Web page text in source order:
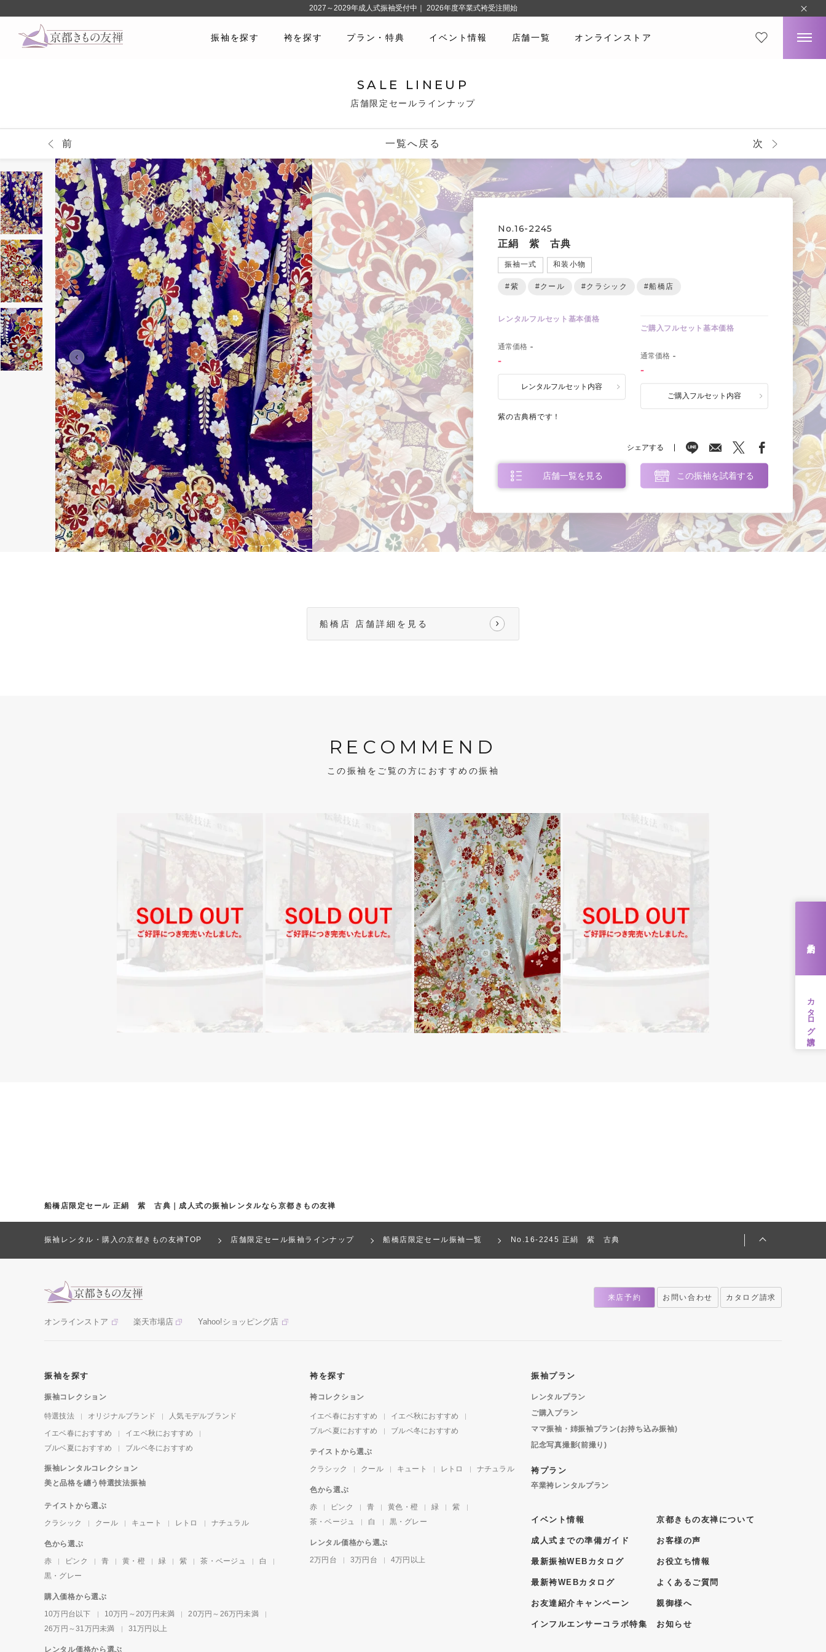
振袖を探す 袴を探す プラン・特典 イベント情報 店舗一覧 オンラインストア
SALE LINEUP
店舗限定セールラインナップ
前 一覧へ戻る 次
No.16-2245
正絹 紫 古典
振袖一式 和装小物
#紫 #クール #クラシック #船橋店
レンタルフルセット基本価格
通常価格 -
-
レンタルフルセット内容
ご購入フルセット基本価格
通常価格 -
-
ご購入フルセット内容
紫の古典柄です！
シェアする
店舗一覧を見る この振袖を試着する
船橋店 店舗詳細を見る
RECOMMEND
この振袖をご覧の方におすすめの振袖
船橋店限定セール 正絹 紫 古典｜成人式の振袖レンタルなら京都きもの友禅
振袖レンタル・購入の京都きもの友禅TOP 店舗限定セール振袖ラインナップ 船橋店限定セール振袖一覧 No.16-2245 正絹 紫 古典
カタログ請求
オンラインストア 楽天市場店 Yahoo!ショッピング店
来店予約 お問い合わせ カタログ請求
振袖を探す
振袖コレクション
特選技法 オリジナルブランド
人気モデルブランド
イエベ春におすすめ
イエベ秋におすすめ
ブルベ夏におすすめ
ブルベ冬におすすめ
振袖レンタルコレクション
美と品格を纏う特選技法振袖
テイストから選ぶ
クラシック
クール キュート レトロ ナチュラル
色から選ぶ
赤
ピンク 青 黄・橙 緑 紫 茶・ベージュ
白
黒・グレー
購入価格から選ぶ
10万円台以下
10万円～20万円未満
20万円～26万円未満
26万円～31万円未満
31万円以上
レンタル価格から選ぶ
袴を探す
袴コレクション
イエベ春におすすめ
イエベ秋におすすめ
ブルベ夏におすすめ
ブルベ冬におすすめ
テイストから選ぶ
クラシック
クール キュート レトロ ナチュラル
色から選ぶ
赤
ピンク 青 黄色・橙 緑
紫
茶・ベージュ
白 黒・グレー
レンタル価格から選ぶ
2万円台
3万円台 4万円以上
振袖プラン
レンタルプラン
ご購入プラン
ママ振袖・姉振袖プラン(お持ち込み振袖)
記念写真撮影(前撮り)
袴プラン
卒業袴レンタルプラン
イベント情報
成人式までの準備ガイド
最新振袖WEBカタログ
最新袴WEBカタログ
お友達紹介キャンペーン
インフルエンサーコラボ特集
京都きもの友禅について
お客様の声
お役立ち情報
よくあるご質問
親御様へ
お知らせ
2027～2029年成人式振袖受付中｜ 2026年度卒業式袴受注開始